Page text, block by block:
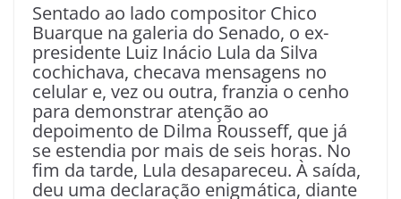
Sentado ao lado compositor Chico
Buarque na galeria do Senado, o ex-
presidente Luiz Inácio Lula da Silva
cochichava, checava mensagens no
celular e, vez ou outra, franzia o cenho
para demonstrar atenção ao
depoimento de Dilma Rousseff, que já
se estendia por mais de seis horas. No
fim da tarde, Lula desapareceu. À saída,
deu uma declaração enigmática, diante